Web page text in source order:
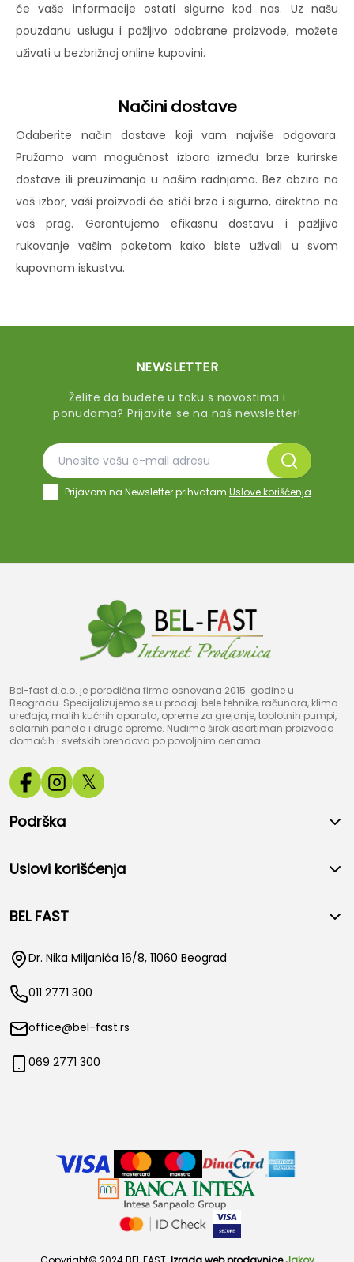
će vaše informacije ostati sigurne kod nas. Uz našu
pouzdanu uslugu i pažljivo odabrane proizvode, možete
uživati u bezbrižnoj online kupovini.
Načini dostave
Odaberite način dostave koji vam najviše odgovara.
Pružamo vam mogućnost izbora između brze kurirske
dostave ili preuzimanja u našim radnjama. Bez obzira na
vaš izbor, vaši proizvodi će stići brzo i sigurno, direktno na
vaš prag. Garantujemo efikasnu dostavu i pažljivo
rukovanje vašim paketom kako biste uživali u svom
kupovnom iskustvu.
NEWSLETTER
Želite da budete u toku s novostima i
ponudama? Prijavite se na naš newsletter!
Prijavom na Newsletter prihvatam Uslove korišćenja
Bel-fast d.o.o. je porodična firma osnovana 2015. godine u
Beogradu. Specijalizujemo se u prodaji bele tehnike, računara, klima
uređaja, malih kućnih aparata, opreme za grejanje, toplotnih pumpi,
solarnih panela i druge opreme. Nudimo širok asortiman proizvoda
domaćih i svetskih brendova po povoljnim cenama.
𝕏
Podrška
Uslovi korišćenja
BEL FAST
Dr. Nika Miljanića 16/8, 11060 Beograd
011 2771 300
office@bel-fast.rs
069 2771 300